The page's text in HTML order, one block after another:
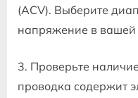
(ACV). Выберите
напряжение в вашей
3. Проверьте
проводка содержит